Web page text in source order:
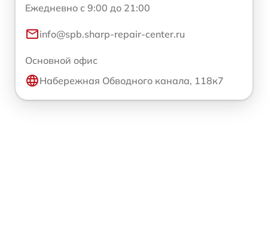
Ежедневно с 9:00 до 21:00
info@spb.sharp-repair-center.ru
Основной офис
Набережная Обводного канала, 118к7